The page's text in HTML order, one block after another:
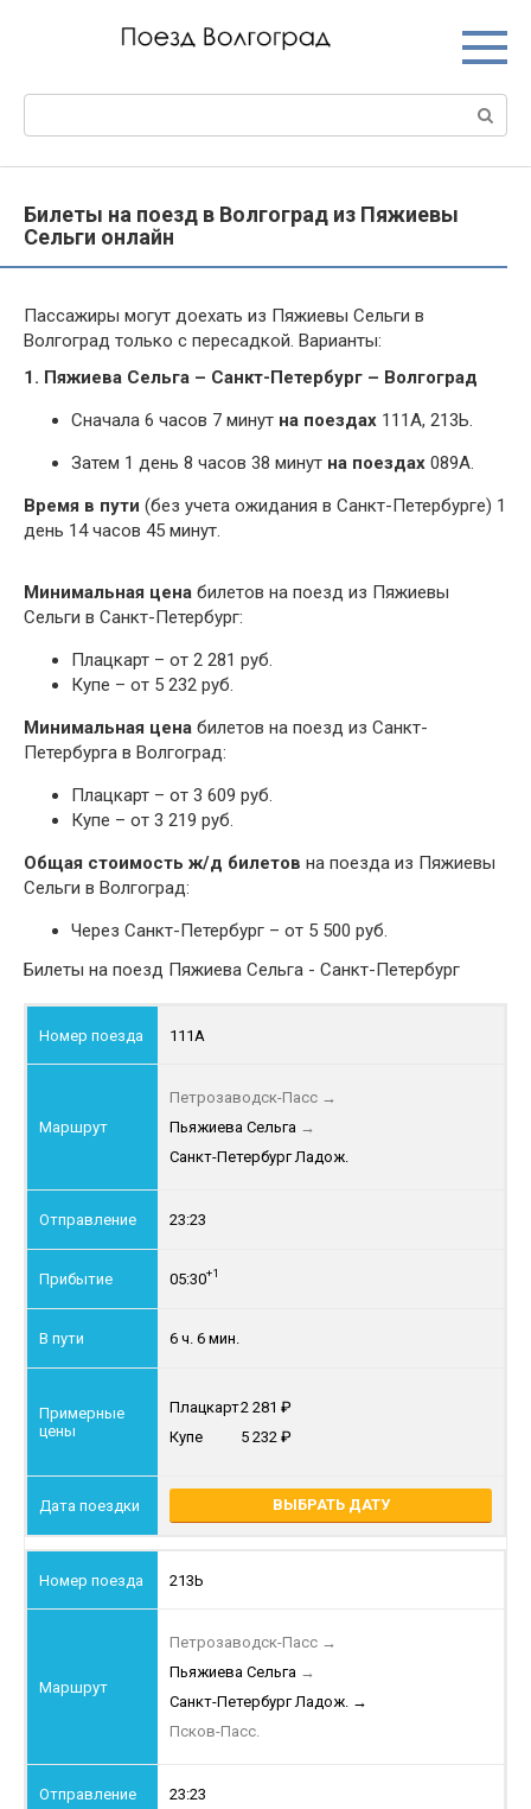
Билеты на поезд в Волгоград из Пяжиевы
Сельги онлайн
Пассажиры могут доехать из Пяжиевы Сельги в
Волгоград только с пересадкой. Варианты:
1. Пяжиева Сельга – Санкт-Петербург – Волгоград
Сначала 6 часов 7 минут на поездах 111А, 213Ь.
Затем 1 день 8 часов 38 минут на поездах 089А.
Время в пути (без учета ожидания в Санкт-Петербурге) 1
день 14 часов 45 минут.
Минимальная цена билетов на поезд из Пяжиевы
Сельги в Санкт-Петербург:
Плацкарт – от 2 281 руб.
Купе – от 5 232 руб.
Минимальная цена билетов на поезд из Санкт-
Петербурга в Волгоград:
Плацкарт – от 3 609 руб.
Купе – от 3 219 руб.
Общая стоимость ж/д билетов на поезда из Пяжиевы
Сельги в Волгоград:
Через Санкт-Петербург – от 5 500 руб.
Билеты на поезд Пяжиева Сельга - Санкт-Петербург
111А
Петрозаводск-Пасс →
Пьяжиева Сельга →
Санкт-Петербург Ладож.
23:23
05:30+1
6 ч. 6 мин.
Плацкарт2 281
Купе
5 232
ВЫБРАТЬ ДАТУ
213Ь
Петрозаводск-Пасс →
Пьяжиева Сельга →
Санкт-Петербург Ладож. →
Псков-Пасс.
23:23